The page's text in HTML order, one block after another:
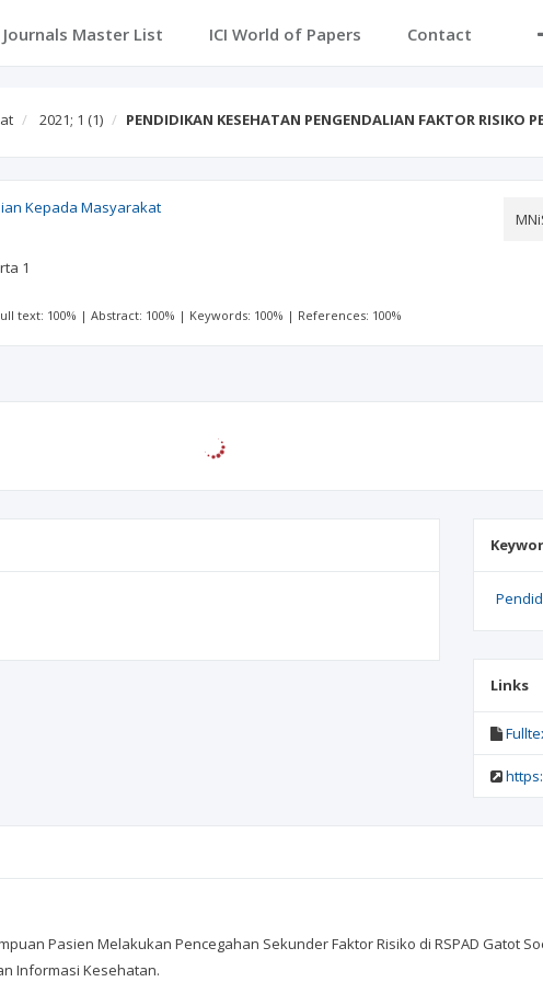
Journals Master List ICI World of Papers Contact
2021; 1 (1) PENDIDIKAN KESEHATAN PENGENDALIAN FAKTOR RISIKO
Kepada Masyarakat
1
text: 100% |Abstract: 100% | Keywords: 100% | References: 100%
Links
Pasien Melakukan Pencegahan Sekunder Faktor Risiko di RSPAD Gatot
Informasi Kesehatan.